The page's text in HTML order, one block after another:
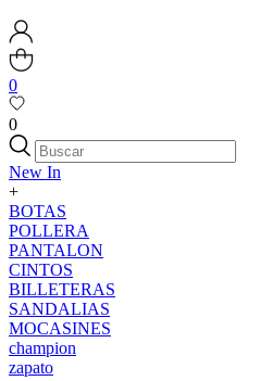
0
0
New In
+
BOTAS
POLLERA
PANTALON
CINTOS
BILLETERAS
SANDALIAS
MOCASINES
champion
zapato